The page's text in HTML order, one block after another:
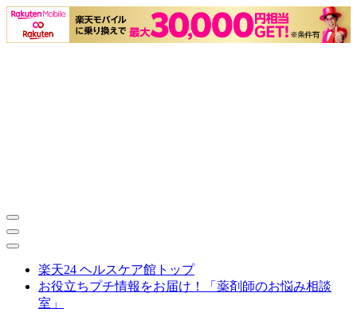
楽天24 ヘルスケア館トップ
お役立ちプチ情報をお届け！「薬剤師のお悩み相談
室」